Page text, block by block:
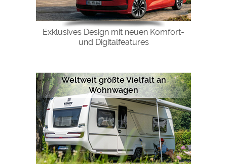
Exklusives Design mit neuen Komfort-
und Digitalfeatures
Weltweit größte Vielfalt an
Wohnwagen